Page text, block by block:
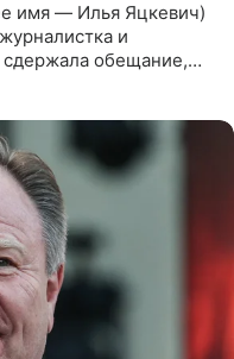
имя — Илья Яцкевич)
и
обещание,